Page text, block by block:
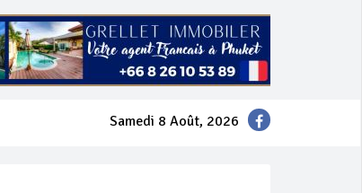
Samedi 8 Août, 2026